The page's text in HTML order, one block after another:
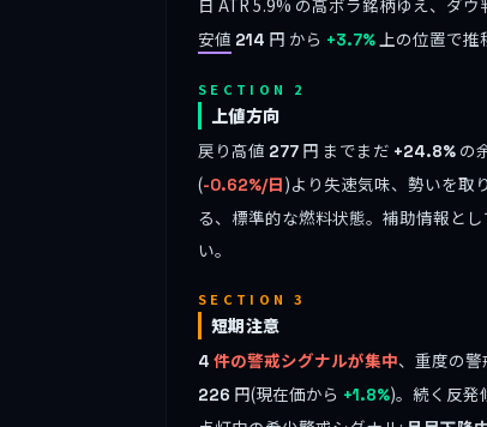
日 ATR 5.9% の高ボラ銘柄ゆえ、ダ
安値 214 円 から +3.7%上の位置で推
SECTION 2
上値方向
戻り高値 277 円 までまだ +24.8% の
(-0.62%/日)より失速気味、勢いを取
る、標準的な燃料状態。補助情報と
い。
SECTION 3
短期注意
4 件の警戒シグナルが集中、重度の
226 円(現在価から +1.8%)。続く反発